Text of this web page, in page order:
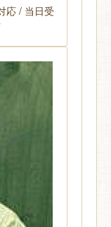
応 / 当日受